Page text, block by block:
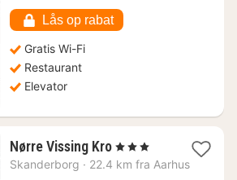
Lås op rabat
Gratis Wi-Fi
Restaurant
Elevator
Nørre Vissing Kro1
nat
, 3 Stjerner
Skanderborg · 22.4 km fra Aarhus